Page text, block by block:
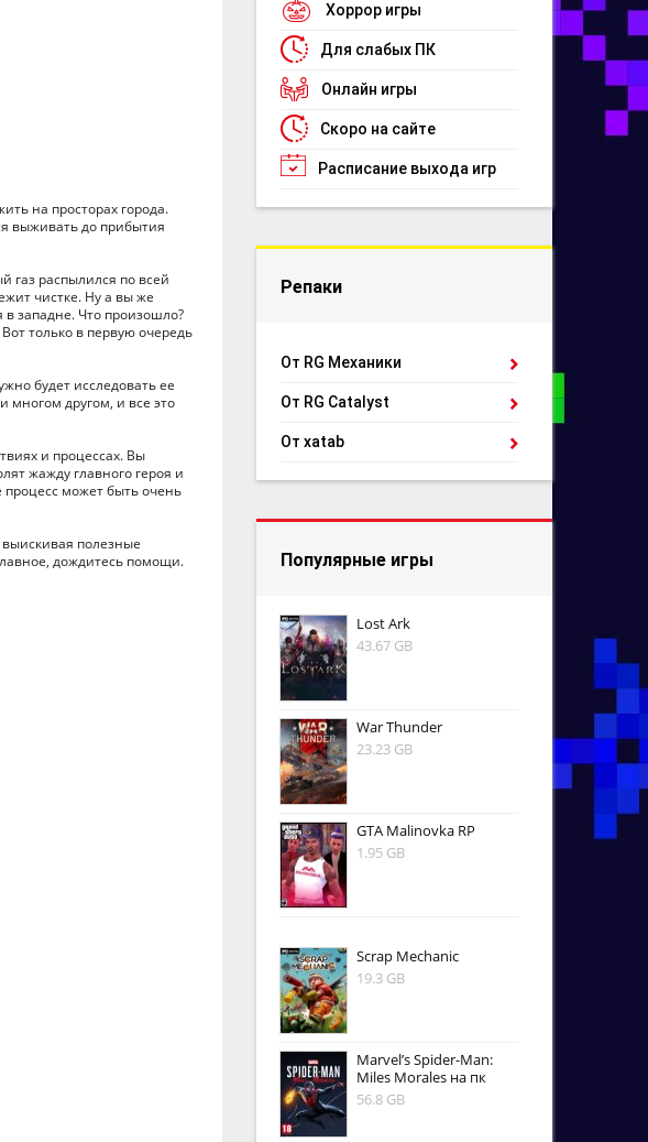
на просторах города.
выживать до прибытия
газ распылился по всей
чистке. Ну а вы же
западне. Что произошло?
только в первую очередь
будет исследовать ее
многом другом, и все это
и процессах. Вы
жажду главного героя и
процесс может быть очень
полезные
дождитесь помощи.
Хоррор игры
Для слабых ПК
Онлайн игры
Скоро на сайте
Расписание выхода игр
Репаки
От RG Механики
От RG Catalyst
От xatab
Популярные игры
Lost Ark
43.67 GB
War Thunder
23.23 GB
GTA Malinovka RP
1.95 GB
Scrap Mechanic
19.3 GB
Marvel’s Spider-Man:
Miles Morales на пк
56.8 GB